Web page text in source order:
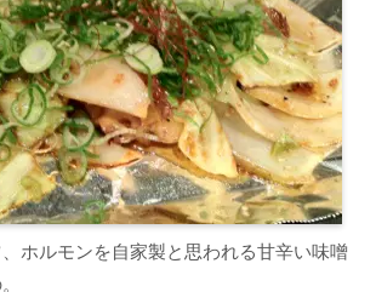
ホルモンを自家製と思われる甘辛い味噌